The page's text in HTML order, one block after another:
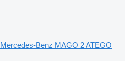
Mercedes-Benz MAGO 2 ATEGO